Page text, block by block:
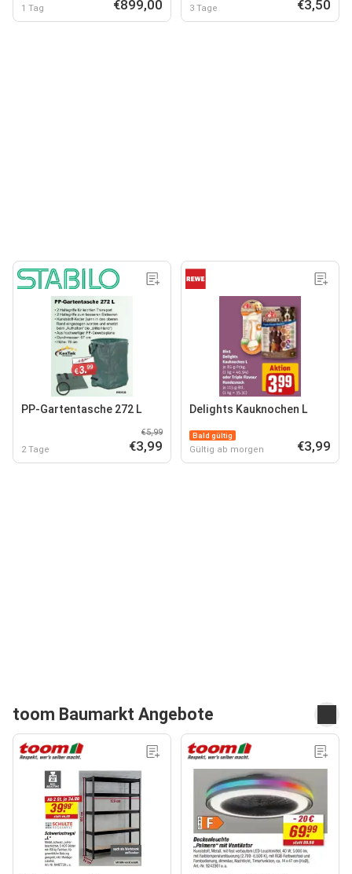
1 Tag €899,00 3 Tage €3,50
PP-Gartentasche 272 L
2 Tage
€5,99
€3,99
Delights Kauknochen L
Bald gültig
Gültig ab morgen €3,99
toom Baumarkt Angebote